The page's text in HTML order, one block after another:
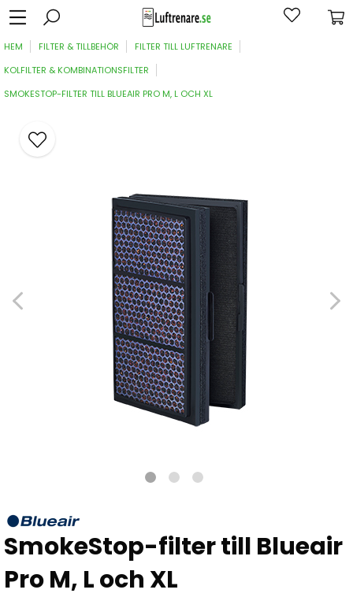
HEM FILTER & TILLBEHÖR
FILTER TILL LUFTRENARE
KOLFILTER & KOMBINATIONSFILTER
SMOKESTOP-FILTER TILL BLUEAIR PRO M, L OCH XL
SmokeStop-filter till Blueair
Pro M, L och XL